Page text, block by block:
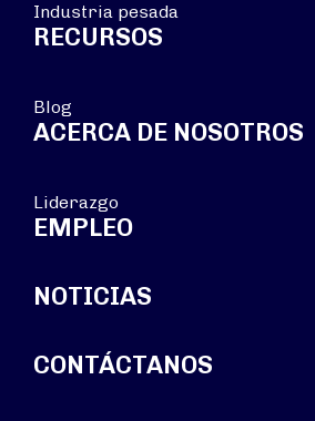
Industria pesada
RECURSOS
Blog
ACERCA DE NOSOTROS
Liderazgo
EMPLEO
NOTICIAS
CONTÁCTANOS